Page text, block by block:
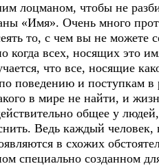
лоцманом, чтобы не
«Имя». Очень много
то, с чем вы не
всех, носящих это имя,
что все, носящие
поведению и поступкам
в мире не найти, и
общее у
Ведь каждый
в схожих
созданном